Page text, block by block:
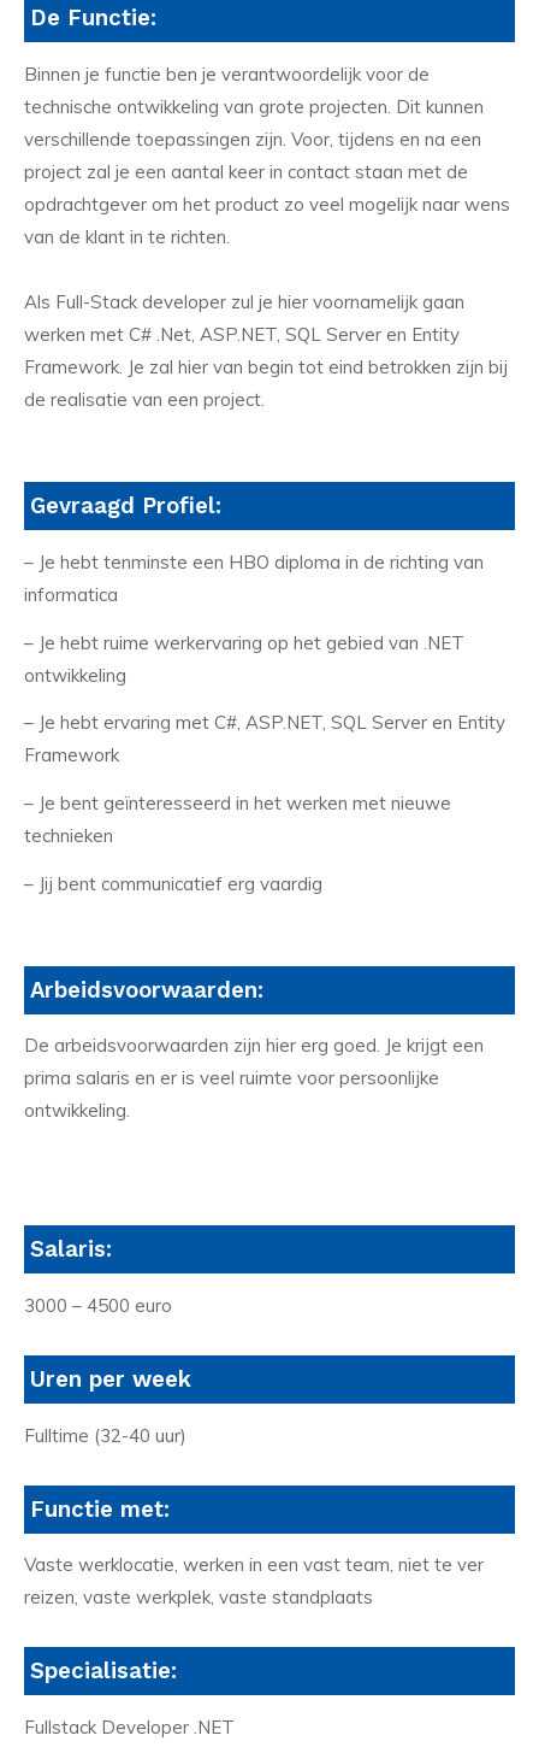
De Functie:
Binnen je functie ben je verantwoordelijk voor de
technische ontwikkeling van grote projecten. Dit kunnen
verschillende toepassingen zijn. Voor, tijdens en na een
project zal je een aantal keer in contact staan met de
opdrachtgever om het product zo veel mogelijk naar wens
van de klant in te richten.
Als Full-Stack developer zul je hier voornamelijk gaan
werken met C# .Net, ASP.NET, SQL Server en Entity
Framework. Je zal hier van begin tot eind betrokken zijn bij
de realisatie van een project.
Gevraagd Profiel:
– Je hebt tenminste een HBO diploma in de richting van
informatica
– Je hebt ruime werkervaring op het gebied van .NET
ontwikkeling
– Je hebt ervaring met C#, ASP.NET, SQL Server en Entity
Framework
– Je bent geïnteresseerd in het werken met nieuwe
technieken
– Jij bent communicatief erg vaardig
Arbeidsvoorwaarden:
De arbeidsvoorwaarden zijn hier erg goed. Je krijgt een
prima salaris en er is veel ruimte voor persoonlijke
ontwikkeling.
Salaris:
3000 – 4500 euro
Uren per week
Fulltime (32-40 uur)
Functie met:
Vaste werklocatie, werken in een vast team, niet te ver
reizen, vaste werkplek, vaste standplaats
Specialisatie:
Fullstack Developer .NET